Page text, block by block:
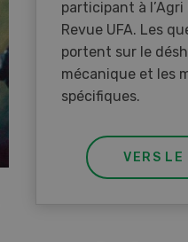
participant à l’Agri
Revue UFA. Les
portent sur le
mécanique et les
spécifiques.
VERS LE